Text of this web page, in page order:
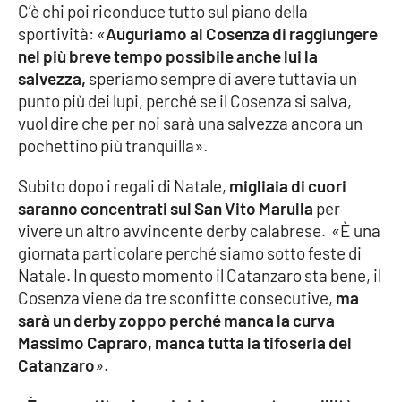
Imprese Di Calabria
Le perfidie di Antonella Grippo
Venti di comunicazione
STREAMING
LaC TV
LaC Network
LaC OnAir
C’è chi poi riconduce tutto sul piano della
sportività: «Auguriamo al Cosenza di raggiungere
nel più breve tempo possibile anche lui la
salvezza, speriamo sempre di avere tuttavia un
punto più dei lupi, perché se il Cosenza si salva,
vuol dire che per noi sarà una salvezza ancora un
pochettino più tranquilla».
Subito dopo i regali di Natale, migliaia di cuori
saranno concentrati sul San Vito Marulla per
vivere un altro avvincente derby calabrese. «È una
giornata particolare perché siamo sotto feste di
Natale. In questo momento il Catanzaro sta bene, il
Cosenza viene da tre sconfitte consecutive, ma
sarà un derby zoppo perché manca la curva
Massimo Capraro, manca tutta la tifoseria del
Catanzaro».